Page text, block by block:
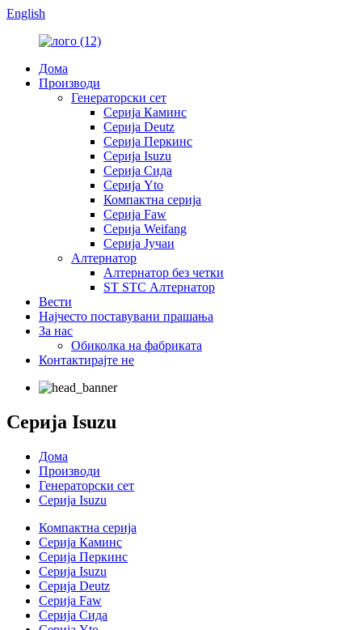
English
Дома
Производи
Генераторски сет
Серија Каминс
Серија Deutz
Серија Перкинс
Серија Isuzu
Серија Сида
Серија Yto
Компактна серија
Серија Faw
Серија Weifang
Серија Јучаи
Алтернатор
Алтернатор без четки
ST STC Алтернатор
Вести
Најчесто поставувани прашања
За нас
Обиколка на фабриката
Контактирајте не
Серија Isuzu
Дома
Производи
Генераторски сет
Серија Isuzu
Компактна серија
Серија Каминс
Серија Перкинс
Серија Isuzu
Серија Deutz
Серија Faw
Серија Сида